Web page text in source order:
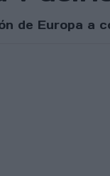
de Europa a